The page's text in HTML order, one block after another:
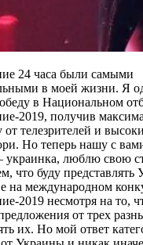
24 часа были самыми
в моей жизни. Я
в Национальном
2019, получив
телезрителей и
Но теперь нашу с
украинка, люблю свою
что буду представлять
на международном
2019 несмотря на то,
от трех
их. Но мой ответ